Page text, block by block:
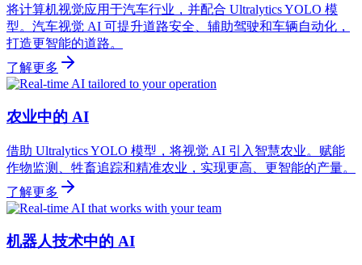
将计算机视觉应用于汽车行业，并配合 Ultralytics YOLO 模
型。汽车视觉 AI 可提升道路安全、辅助驾驶和车辆自动化，
打造更智能的道路。
了解更多
农业中的 AI
借助 Ultralytics YOLO 模型，将视觉 AI 引入智慧农业。赋能
作物监测、牲畜追踪和精准农业，实现更高、更智能的产量。
了解更多
机器人技术中的 AI